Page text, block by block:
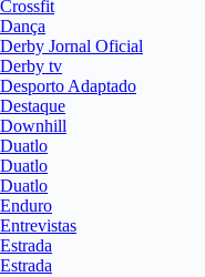
Crossfit
Dança
Derby Jornal Oficial
Derby tv
Desporto Adaptado
Destaque
Downhill
Duatlo
Duatlo
Duatlo
Enduro
Entrevistas
Estrada
Estrada